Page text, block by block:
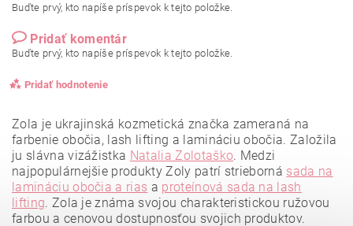
Buďte prvý, kto napíše príspevok k tejto položke.
Pridať komentár
Buďte prvý, kto napíše príspevok k tejto položke.
Pridať hodnotenie
Zola je ukrajinská kozmetická značka zameraná na
farbenie obočia, lash lifting a lamináciu obočia. Založila
ju slávna vizážistka Natalia Zolotaško. Medzi
najpopulárnejšie produkty Zoly patrí strieborná sada na
lamináciu obočia a rias a proteínová sada na lash
lifting. Zola je známa svojou charakteristickou ružovou
farbou a cenovou dostupnosťou svojich produktov.